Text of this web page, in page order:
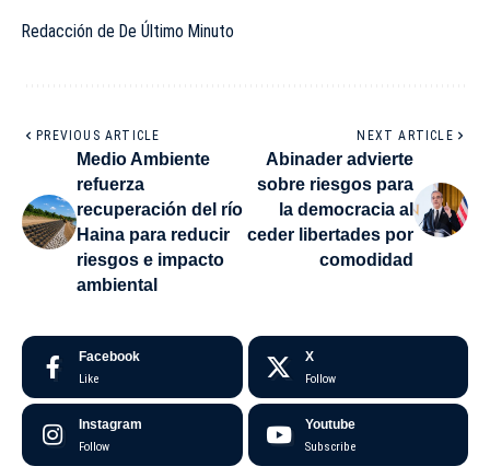
Redacción de De Último Minuto
PREVIOUS ARTICLE
Medio Ambiente
refuerza
recuperación del río
Haina para reducir
riesgos e impacto
ambiental
NEXT ARTICLE
Abinader advierte
sobre riesgos para
la democracia al
ceder libertades por
comodidad
Facebook
Like
X
Follow
Instagram
Follow
Youtube
Subscribe